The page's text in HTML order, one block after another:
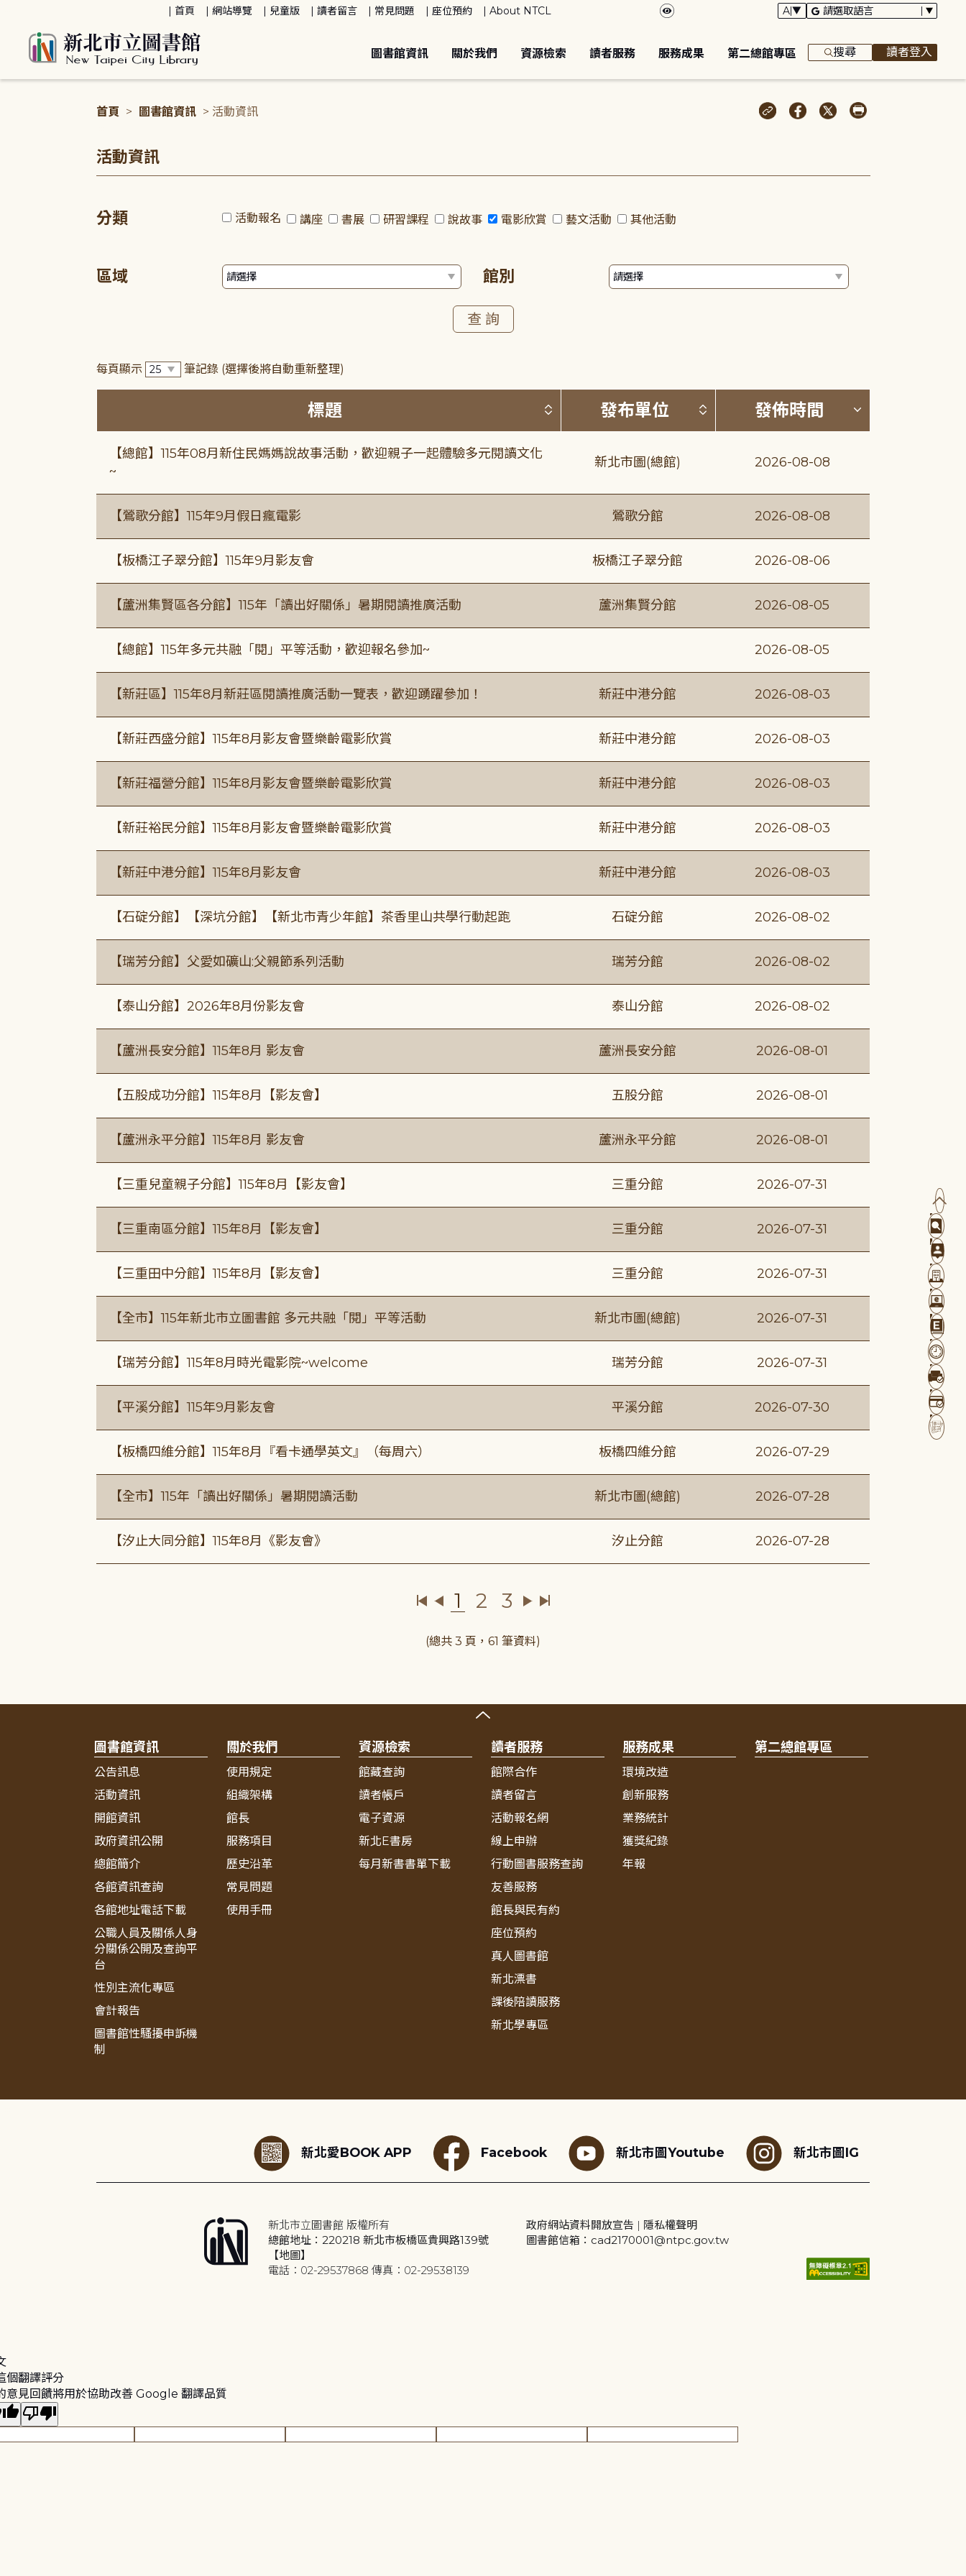
首頁 網站導覽 兒童版 讀者留言 常見問題 座位預約 About NTCL
圖書館資訊 關於我們 資源檢索 讀者服務 服務成果 第二總館專區 搜尋 讀者登入
首頁 > 圖書館資訊 > 活動資訊
活動資訊
分類 活動報名 講座 書展 研習課程 說故事 電影欣賞 藝文活動 其他活動
區域 館別
每頁顯示 筆記錄 (選擇後將自動重新整理)
標題 按標題排序 (升降冪)
發布單位 按發布單位排序 (升降冪)
發佈時間 按發佈時間
【總館】115年08月新住民媽媽說故事活動，歡迎親子一起體驗多元閱讀文化
~
新北市圖(總館) 2026-08-08
【鶯歌分館】115年9月假日瘋電影 鶯歌分館 2026-08-08
【板橋江子翠分館】115年9月影友會 板橋江子翠分館 2026-08-06
【蘆洲集賢區各分館】115年「讀出好關係」暑期閱讀推廣活動 蘆洲集賢分館 2026-08-05
【總館】115年多元共融「閱」平等活動，歡迎報名參加~ 2026-08-05
【新莊區】115年8月新莊區閱讀推廣活動一覽表，歡迎踴躍參加！ 新莊中港分館 2026-08-03
【新莊西盛分館】115年8月影友會暨樂齡電影欣賞 新莊中港分館 2026-08-03
【新莊福營分館】115年8月影友會暨樂齡電影欣賞 新莊中港分館 2026-08-03
【新莊裕民分館】115年8月影友會暨樂齡電影欣賞 新莊中港分館 2026-08-03
【新莊中港分館】115年8月影友會 新莊中港分館 2026-08-03
【石碇分館】【深坑分館】【新北市青少年館】茶香里山共學行動起跑 石碇分館 2026-08-02
【瑞芳分館】父愛如礦山:父親節系列活動 瑞芳分館 2026-08-02
【泰山分館】2026年8月份影友會 泰山分館 2026-08-02
【蘆洲長安分館】115年8月 影友會 蘆洲長安分館 2026-08-01
【五股成功分館】115年8月【影友會】 五股分館 2026-08-01
【蘆洲永平分館】115年8月 影友會 蘆洲永平分館 2026-08-01
【三重兒童親子分館】115年8月【影友會】 三重分館 2026-07-31
【三重南區分館】115年8月【影友會】 三重分館 2026-07-31
【三重田中分館】115年8月【影友會】 三重分館 2026-07-31
【全市】115年新北市立圖書館 多元共融「閱」平等活動 新北市圖(總館) 2026-07-31
【瑞芳分館】115年8月時光電影院~welcome 瑞芳分館 2026-07-31
【平溪分館】115年9月影友會 平溪分館 2026-07-30
【板橋四維分館】115年8月『看卡通學英文』（每周六） 板橋四維分館 2026-07-29
【全市】115年「讀出好關係」暑期閱讀活動 新北市圖(總館) 2026-07-28
【汐止大同分館】115年8月《影友會》 汐止分館 2026-07-28
1 2 3
(總共 3 頁，61 筆資料)
圖書館資訊
公告訊息
活動資訊
開館資訊
政府資訊公開
總館簡介
各館資訊查詢
各館地址電話下載
公職人員及關係人身
分關係公開及查詢平
台
性別主流化專區
會計報告
圖書館性騷擾申訴機
制
關於我們
使用規定
組織架構
館長
服務項目
歷史沿革
常見問題
使用手冊
資源檢索
館藏查詢
讀者帳戶
電子資源
新北E書房
每月新書書單下載
讀者服務
館際合作
讀者留言
活動報名網
線上申辦
行動圖書服務查詢
友善服務
館長與民有約
座位預約
真人圖書館
新北漂書
課後陪讀服務
新北學專區
服務成果
環境改造
創新服務
業務統計
獲獎紀錄
年報
第二總館專區
新北愛BOOK APP Facebook 新北市圖Youtube 新北市圖IG
新北市立圖書館 版權所有
總館地址：220218 新北市板橋區貴興路139號
【地圖】
電話：02-29537868 傳真：02-29538139
政府網站資料開放宣告 | 隱私權聲明
圖書館信箱：cad2170001@ntpc.gov.tw
個翻譯評分
意見回饋將用於協助改善 Google 翻譯品質